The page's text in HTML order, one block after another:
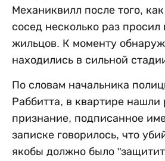
Механиквилл после того,
сосед несколько раз просил
жильцов. К моменту
находились в сильной
По словам начальника
Раббитта, в квартире нашли
признание, подписанное
записке говорилось, что
якобы должно было